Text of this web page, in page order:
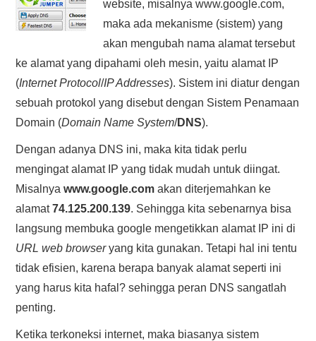
HASIL PENCARIAN
website, misalnya www.google.com,
maka ada mekanisme (sistem) yang
akan mengubah nama alamat tersebut
ke alamat yang dipahami oleh mesin, yaitu alamat IP
(Internet Protocol/IP Addresses). Sistem ini diatur dengan
sebuah protokol yang disebut dengan Sistem Penamaan
Domain (Domain Name System/DNS).
Dengan adanya DNS ini, maka kita tidak perlu
mengingat alamat IP yang tidak mudah untuk diingat.
Misalnyawww.google.com akan diterjemahkan ke
alamat74.125.200.139. Sehingga kita sebenarnya bisa
langsung membuka google mengetikkan alamat IP ini di
URL web browseryang kita gunakan. Tetapi hal ini tentu
tidak efisien, karena berapa banyak alamat seperti ini
yang harus kita hafal? sehingga peran DNS sangatlah
penting.
Ketika terkoneksi internet, maka biasanya sistem